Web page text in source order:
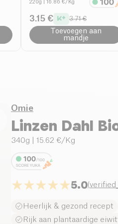
220g | 16.86 €/Kg
3.15 € 3.71 €
Toevoegen aan
mandje
Omie
Linzen Dahl
340g | 15.62 €/Kg
5.0(
Heerlijk & gezond recept
Rijk aan plantaardige